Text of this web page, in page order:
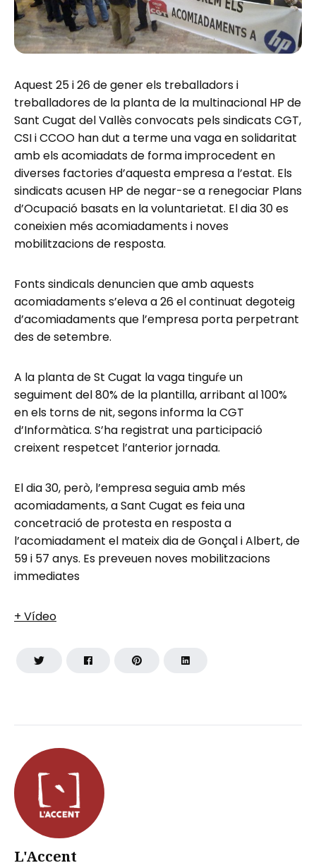
L'Accent
Aquest 25 i 26 de gener els treballadors i
treballadores de la planta de la multinacional HP de
Sant Cugat del Vallès convocats pels sindicats CGT,
CSI i CCOO han dut a terme una vaga en solidaritat
amb els acomiadats de forma improcedent en
diverses factories d’aquesta empresa a l’estat. Els
sindicats acusen HP de negar-se a renegociar Plans
d’Ocupació basats en la voluntarietat. El dia 30 es
coneixien més acomiadaments i noves
mobilitzacions de resposta.
Fonts sindicals denuncien que amb aquests
acomiadaments s’eleva a 26 el continuat degoteig
d’acomiadaments que l’empresa porta perpetrant
des de setembre.
A la planta de St Cugat la vaga tinguŕe un
seguiment del 80% de la plantilla, arribant al 100%
en els torns de nit, segons informa la CGT
d’Informàtica. S’ha registrat una participació
creixent respetcet l’anterior jornada.
El dia 30, però, l’empresa seguia amb més
acomiadaments, a Sant Cugat es feia una
concetració de protesta en resposta a
l’acomiadament el mateix dia de Gonçal i Albert, de
59 i 57 anys. Es preveuen noves mobilitzacions
immediates
+ Vídeo